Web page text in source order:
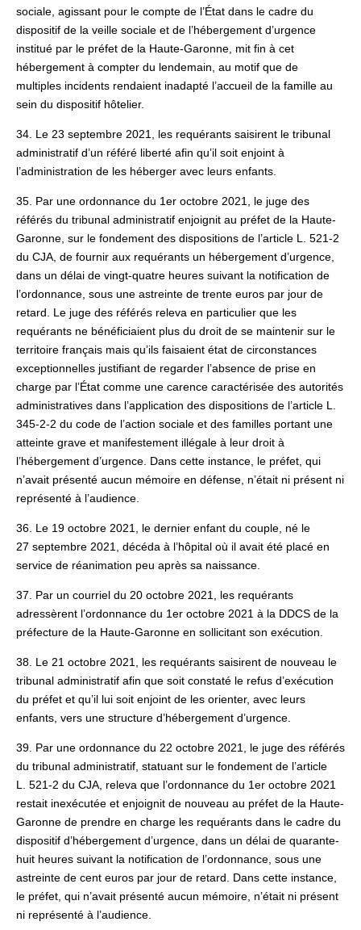
sociale, agissant pour le compte de l’État dans le cadre du
dispositif de la veille sociale et de l’hébergement d’urgence
institué par le préfet de la Haute-Garonne, mit fin à cet
hébergement à compter du lendemain, au motif que de
multiples incidents rendaient inadapté l’accueil de la famille au
sein du dispositif hôtelier.
34. Le 23 septembre 2021, les requérants saisirent le tribunal
administratif d’un référé liberté afin qu’il soit enjoint à
l’administration de les héberger avec leurs enfants.
35. Par une ordonnance du 1er octobre 2021, le juge des
référés du tribunal administratif enjoignit au préfet de la Haute-
Garonne, sur le fondement des dispositions de l’article L. 521-2
du CJA, de fournir aux requérants un hébergement d’urgence,
dans un délai de vingt-quatre heures suivant la notification de
l’ordonnance, sous une astreinte de trente euros par jour de
retard. Le juge des référés releva en particulier que les
requérants ne bénéficiaient plus du droit de se maintenir sur le
territoire français mais qu’ils faisaient état de circonstances
exceptionnelles justifiant de regarder l’absence de prise en
charge par l’État comme une carence caractérisée des autorités
administratives dans l’application des dispositions de l’article L.
345-2-2 du code de l’action sociale et des familles portant une
atteinte grave et manifestement illégale à leur droit à
l’hébergement d’urgence. Dans cette instance, le préfet, qui
n’avait présenté aucun mémoire en défense, n’était ni présent ni
représenté à l’audience.
36. Le 19 octobre 2021, le dernier enfant du couple, né le
27 septembre 2021, décéda à l’hôpital où il avait été placé en
service de réanimation peu après sa naissance.
37. Par un courriel du 20 octobre 2021, les requérants
adressèrent l’ordonnance du 1er octobre 2021 à la DDCS de la
préfecture de la Haute‑Garonne en sollicitant son exécution.
38. Le 21 octobre 2021, les requérants saisirent de nouveau le
tribunal administratif afin que soit constaté le refus d’exécution
du préfet et qu’il lui soit enjoint de les orienter, avec leurs
enfants, vers une structure d’hébergement d’urgence.
39. Par une ordonnance du 22 octobre 2021, le juge des référés
du tribunal administratif, statuant sur le fondement de l’article
L. 521-2 du CJA, releva que l’ordonnance du 1er octobre 2021
restait inexécutée et enjoignit de nouveau au préfet de la Haute-
Garonne de prendre en charge les requérants dans le cadre du
dispositif d’hébergement d’urgence, dans un délai de quarante-
huit heures suivant la notification de l’ordonnance, sous une
astreinte de cent euros par jour de retard. Dans cette instance,
le préfet, qui n’avait présenté aucun mémoire, n’était ni présent
ni représenté à l’audience.